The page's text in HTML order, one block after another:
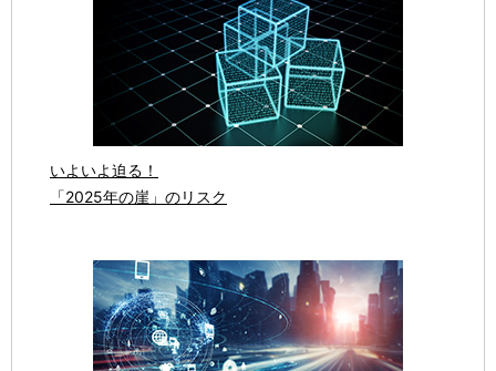
いよいよ迫る！
「2025年の崖」のリスク